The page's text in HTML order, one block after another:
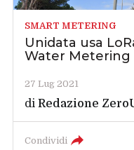
SMART METERING
Unidata usa
Water Metering
27 Lug 2021
diRedazione
Condividi